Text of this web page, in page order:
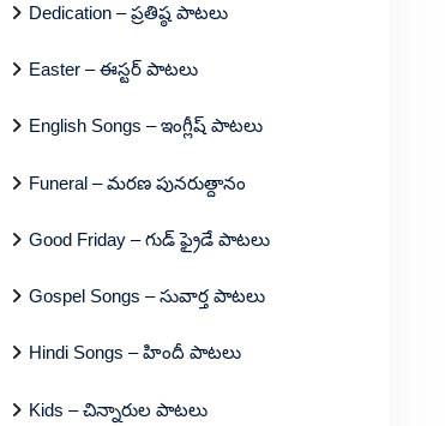
Dedication – ప్రతిష్ఠ పాటలు
Easter – ఈస్టర్ పాటలు
English Songs – ఇంగ్లీష్ పాటలు
Funeral – మరణ పునరుత్దానం
Good Friday – గుడ్ ఫ్రైడే పాటలు
Gospel Songs – సువార్త పాటలు
Hindi Songs – హిందీ పాటలు
Kids – చిన్నారుల పాటలు